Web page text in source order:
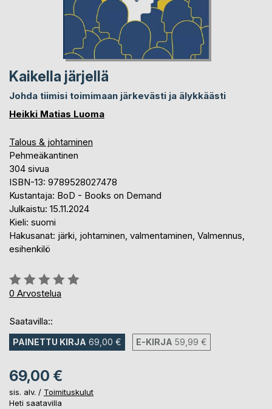
Kaikella järjellä
Johda tiimisi toimimaan järkevästi ja älykkäästi
Heikki Matias Luoma
Talous & johtaminen
Pehmeäkantinen
304 sivua
ISBN-13: 9789528027478
Kustantaja: BoD - Books on Demand
Julkaistu: 15.11.2024
Kieli: suomi
Hakusanat: järki, johtaminen, valmentaminen, Valmennus,
esihenkilö
Arvostelu::
0%
0 Arvostelua
Saatavilla::
PAINETTU KIRJA 69,00 € E-KIRJA 59,99 €
69,00 €
sis. alv. / Toimituskulut
Heti saatavilla